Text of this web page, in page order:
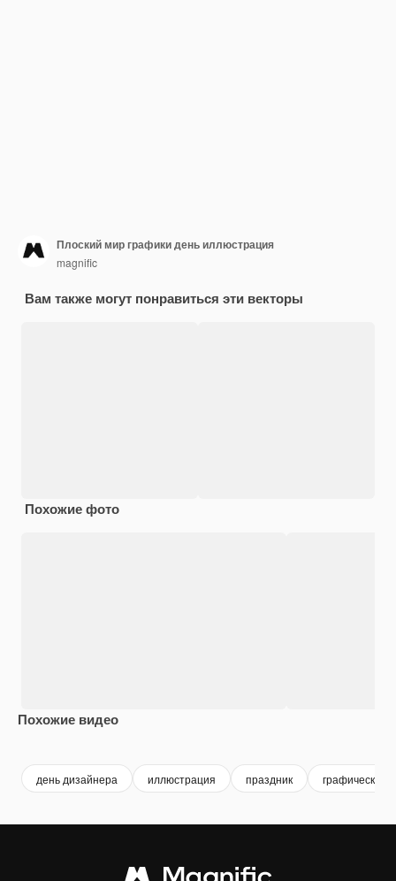
Плоский мир графики день иллюстрация
magnific
Вам также могут понравиться эти векторы
Похожие фото
Похожие видео
день дизайнера иллюстрация праздник графический